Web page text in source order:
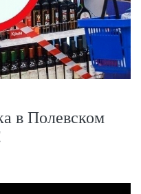
в Полевском